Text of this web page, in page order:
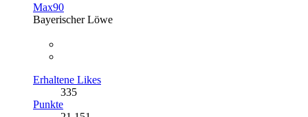
Max90
Bayerischer Löwe
Erhaltene Likes
335
Punkte